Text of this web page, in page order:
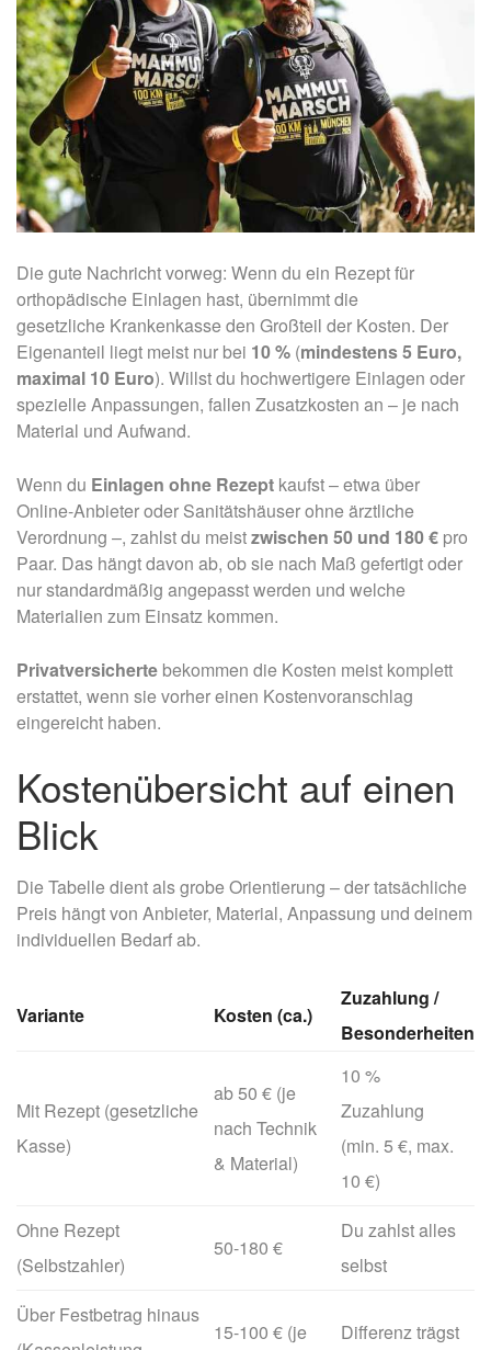
Die gute Nachricht vorweg: Wenn du ein Rezept für
orthopädische Einlagen hast, übernimmt die
gesetzliche Krankenkasse den Großteil der Kosten. Der
Eigenanteil liegt meist nur bei 10 % (mindestens 5 Euro,
maximal 10 Euro). Willst du hochwertigere Einlagen oder
spezielle Anpassungen, fallen Zusatzkosten an – je nach
Material und Aufwand.
Wenn du Einlagen ohne Rezept kaufst – etwa über
Online-Anbieter oder Sanitätshäuser ohne ärztliche
Verordnung –, zahlst du meistzwischen 50 und 180 € pro
Paar. Das hängt davon ab, ob sie nach Maß gefertigt oder
nur standardmäßig angepasst werden und welche
Materialien zum Einsatz kommen.
Privatversicherte bekommen die Kosten meist komplett
erstattet, wenn sie vorher einen Kostenvoranschlag
eingereicht haben.
Kostenübersicht auf einen
Blick
Die Tabelle dient als grobe Orientierung – der tatsächliche
Preis hängt von Anbieter, Material, Anpassung und deinem
individuellen Bedarf ab.
Variante Kosten (ca.)
Zuzahlung /
Besonderheiten
Mit Rezept (gesetzliche
Kasse)
ab 50 € (je
nach Technik
& Material)
10 %
Zuzahlung
(min. 5 €, max.
10 €)
Ohne Rezept
(Selbstzahler)
50-180 €
Du zahlst alles
selbst
Über Festbetrag hinaus
15-100 € (je Differenz trägst